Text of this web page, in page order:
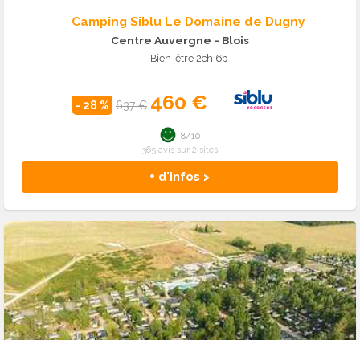
Camping Siblu Le Domaine de Dugny
Centre Auvergne - Blois
Bien-être 2ch 6p
- 28 % 637 € 460 €
+ d'infos >
8/10
365 avis sur 2 sites